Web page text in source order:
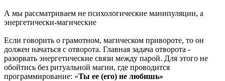
А мы рассматриваем не психологические манипуляции, а
энергетически-магические
Если говорить о грамотном, магическом привороте, то он
должен начаться с отворота. Главная задача отворота -
разорвать энергетические связи между парой. Для этого не
обойтись без ритуальной магии, где проводится
программирование: «Ты ее (его) не любишь»